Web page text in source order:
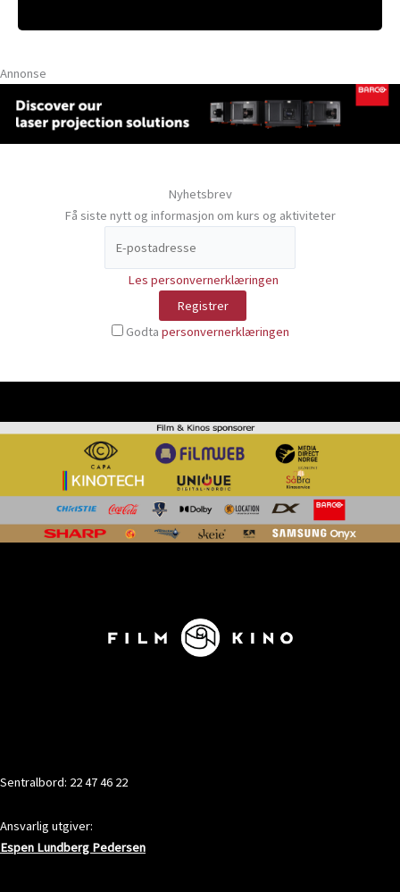
Annonse
Nyhetsbrev
Få siste nytt og informasjon om kurs og aktiviteter
Les personvernerklæringen
Godta personvernerklæringen
Sentralbord: 22 47 46 22
Ansvarlig utgiver:
Espen Lundberg Pedersen